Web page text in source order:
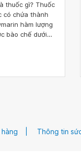
thuốc gì? Thuốc
có chứa thành
hàm lượng
bào chế dưới
lý về gan
Thông tin